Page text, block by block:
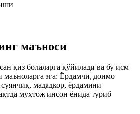
маъноси
қиз болаларга қўйилади ва бу исм
маъноларга эга: Ёрдамчи, доимо
мададкор, ёрдамини
муҳтож инсон ёнида туриб